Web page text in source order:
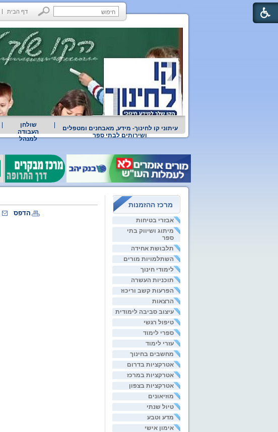
דף הבית
עיתוני קו לחינוך- מידע, מאבחנים ומטפלים
ושירותים לבתי ספר
שולחן
העבודה
למנהל
מרכז ההזמנות
אבזרי בטיחות
מיתוג ושיווק בתי
ספר
תלבושת אחידה
השתלמויות מורים
לימודי חינוך
תוכניות העשרה
הפרעות קשב וריכוז
הרצאות
עיצוב סביבה לימודית
טיפול רגשי
ספרי לימוד
עזרי לימוד
מחשבים בחינוך
אטרקציות בדרום
אטרקציות במרכז
אטרקציות בצפון
מוזיאונים
טיול שנתי
מדע וטבע
אימון אישי
הדפס